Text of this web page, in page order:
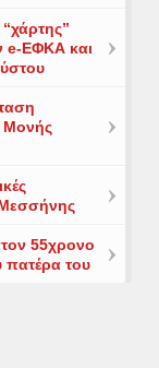
e-ΕΦΚΑ και
Μονής
55χρονο
πατέρα του